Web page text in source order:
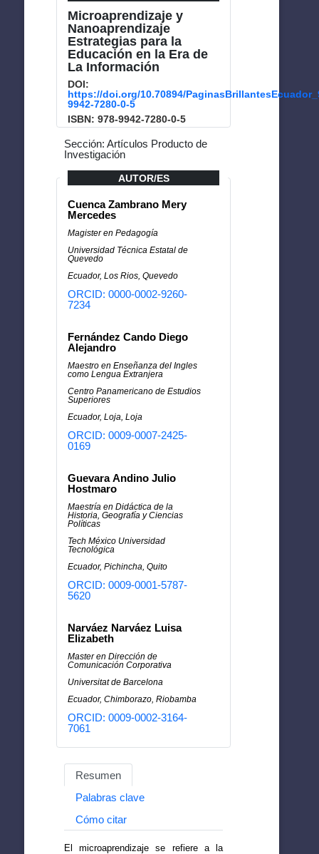
Microaprendizaje y
Nanoaprendizaje
Estrategias para la
Educación en la Era de
La Información
DOI:
https://doi.org/10.70894/
9942-7280-0-5
ISBN: 978-9942-7280-0-5
Sección: Artículos Producto de
Investigación
AUTOR/ES
Cuenca Zambrano Mery
Mercedes
Magister en Pedagogía
Universidad Técnica Estatal de
Quevedo
Ecuador, Los Rios, Quevedo
ORCID: 0000-0002-9260-
7234
Fernández Cando Diego
Alejandro
Maestro en Enseñanza del Ingles
como Lengua Extranjera
Centro Panamericano de Estudios
Superiores
Ecuador, Loja, Loja
ORCID: 0009-0007-2425-
0169
Guevara Andino Julio
Hostmaro
Maestría en Didáctica de la
Historia, Geografía y Ciencias
Políticas
Tech México Universidad
Tecnológica
Ecuador, Pichincha, Quito
ORCID: 0009-0001-5787-
5620
Narváez Narváez Luisa
Elizabeth
Master en Dirección de
Comunicación Corporativa
Universitat de Barcelona
Ecuador, Chimborazo, Riobamba
ORCID: 0009-0002-3164-
7061
Resumen
Palabras clave
Cómo citar
El microaprendizaje se refiere a la